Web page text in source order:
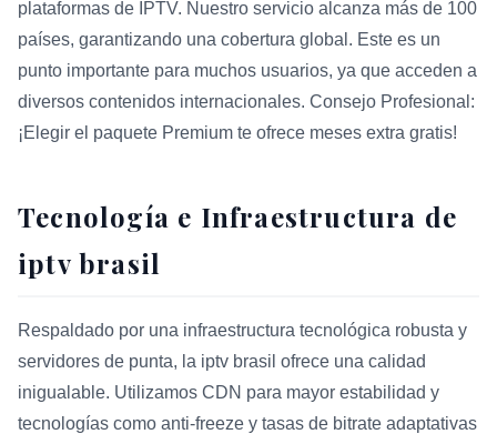
plataformas de IPTV. Nuestro servicio alcanza más de 100
países, garantizando una cobertura global. Este es un
punto importante para muchos usuarios, ya que acceden a
diversos contenidos internacionales. Consejo Profesional:
¡Elegir el paquete Premium te ofrece meses extra gratis!
Tecnología e Infraestructura de
iptv brasil
Respaldado por una infraestructura tecnológica robusta y
servidores de punta, la iptv brasil ofrece una calidad
inigualable. Utilizamos CDN para mayor estabilidad y
tecnologías como anti-freeze y tasas de bitrate adaptativas